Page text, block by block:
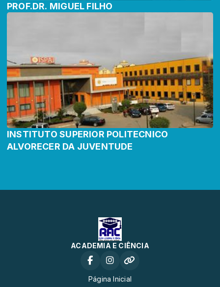
PROF.DR. MIGUEL FILHO
INSTITUTO SUPERIOR POLITECNICO
ALVORECER DA JUVENTUDE
ACADEMIA E CIÊNCIA
Página Inicial